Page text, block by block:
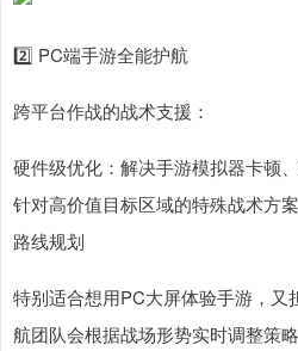
2️⃣ PC端手游全能护航
跨平台作战的战术支援：
硬件级优化：解决手游模拟器卡顿
针对高价值目标区域的特殊战术方
路线规划
特别适合想用PC大屏体验手游，又
航团队会根据战场形势实时调整策